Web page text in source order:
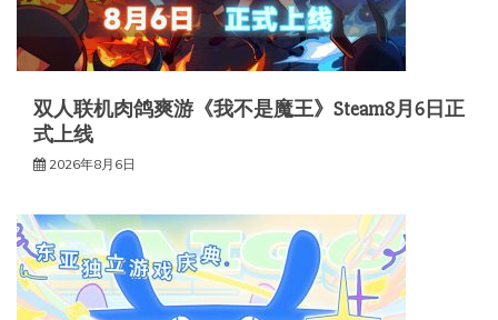
双人联机肉鸽爽游《我不是魔王》Steam8月6日正
式上线
2026年8月6日